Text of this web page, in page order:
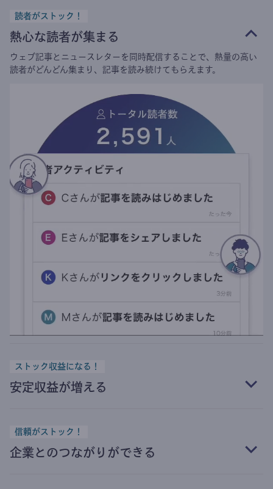
読者がストック！
熱心な読者が集まる
ウェブ記事とニュースレターを同時配信することで、熱量の高い
読者がどんどん集まり、記事を読み続けてもらえます。
ストック収益になる！
安定収益が増える
信頼がストック！
企業とのつながりができる